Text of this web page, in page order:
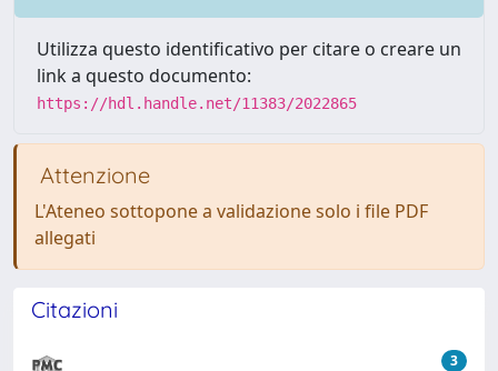
Utilizza questo identificativo per citare o creare un
link a questo documento:
https://hdl.handle.net/11383/2022865
Attenzione
L'Ateneo sottopone a validazione solo i file PDF
allegati
Citazioni
3